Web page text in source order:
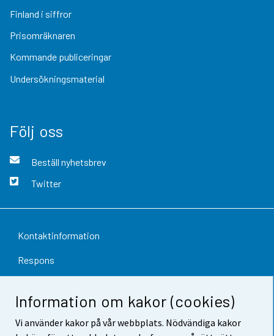
Information om kakor (cookies)
Vi använder kakor på vår webbplats. Nödvändiga kakor
Finland i siffror
Prisomräknaren
Kommande publiceringar
Undersökningsmaterial
Följ oss
Beställ nyhetsbrev
Twitter
Kontaktinformation
Respons
Dataskydd
Tillgänglighet